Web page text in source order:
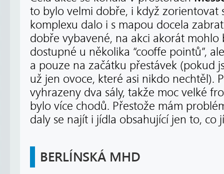
to bylo velmi dobře, i když zorientovat
komplexu dalo i s mapou docela
dobře vybavené, na akci akorát mohlo
dostupné u několika “cooffe pointů”,
a pouze na začátku přestávek (pokud
už jen ovoce, které asi nikdo nechtěl).
vyhrazeny dva sály, takže moc velké
bylo více chodů. Přestože mám
daly se najít i jídla obsahující jen to, co
BERLÍNSKÁ MHD